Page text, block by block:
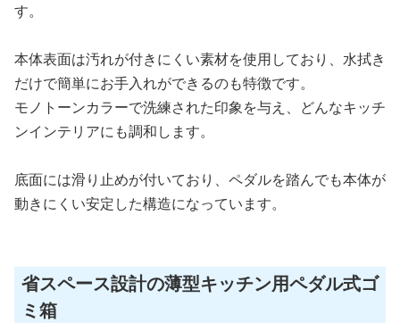
す。
本体表面は汚れが付きにくい素材を使用しており、水拭き
だけで簡単にお手入れができるのも特徴です。
モノトーンカラーで洗練された印象を与え、どんなキッチ
ンインテリアにも調和します。
底面には滑り止めが付いており、ペダルを踏んでも本体が
動きにくい安定した構造になっています。
省スペース設計の薄型キッチン用ペダル式ゴ
ミ箱